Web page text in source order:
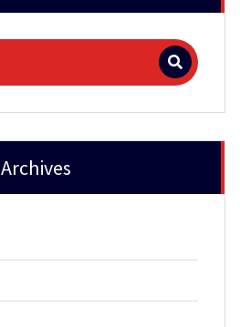
Archives